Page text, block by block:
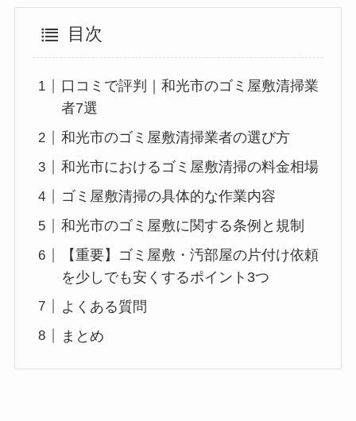
目次
口コミで評判｜和光市のゴミ屋敷清掃業
者7選
和光市のゴミ屋敷清掃業者の選び方
和光市におけるゴミ屋敷清掃の料金相場
ゴミ屋敷清掃の具体的な作業内容
和光市のゴミ屋敷に関する条例と規制
【重要】ゴミ屋敷・汚部屋の片付け依頼
を少しでも安くするポイント3つ
よくある質問
まとめ